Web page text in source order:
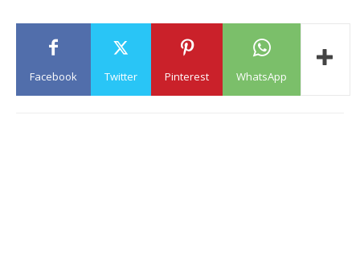
Facebook Twitter Pinterest WhatsApp